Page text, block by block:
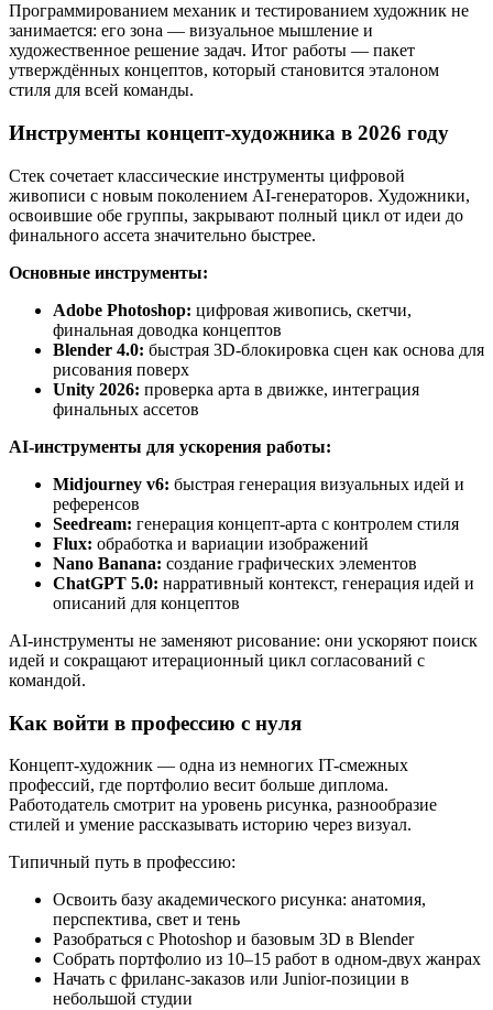
Программированием механик и тестированием художник не
занимается: его зона — визуальное мышление и
художественное решение задач. Итог работы — пакет
утверждённых концептов, который становится эталоном
стиля для всей команды.
Инструменты концепт-художника в 2026 году
Стек сочетает классические инструменты цифровой
живописи с новым поколением AI-генераторов. Художники,
освоившие обе группы, закрывают полный цикл от идеи до
финального ассета значительно быстрее.
Основные инструменты:
Adobe Photoshop: цифровая живопись, скетчи,
финальная доводка концептов
Blender 4.0: быстрая 3D-блокировка сцен как основа для
рисования поверх
Unity 2026: проверка арта в движке, интеграция
финальных ассетов
AI-инструменты для ускорения работы:
Midjourney v6: быстрая генерация визуальных идей и
референсов
Seedream: генерация концепт-арта с контролем стиля
Flux: обработка и вариации изображений
Nano Banana: создание графических элементов
ChatGPT 5.0: нарративный контекст, генерация идей и
описаний для концептов
AI-инструменты не заменяют рисование: они ускоряют поиск
идей и сокращают итерационный цикл согласований с
командой.
Как войти в профессию с нуля
Концепт-художник — одна из немногих IT-смежных
профессий, где портфолио весит больше диплома.
Работодатель смотрит на уровень рисунка, разнообразие
стилей и умение рассказывать историю через визуал.
Типичный путь в профессию:
Освоить базу академического рисунка: анатомия,
перспектива, свет и тень
Разобраться с Photoshop и базовым 3D в Blender
Собрать портфолио из 10–15 работ в одном-двух жанрах
Начать с фриланс-заказов или Junior-позиции в
небольшой студии